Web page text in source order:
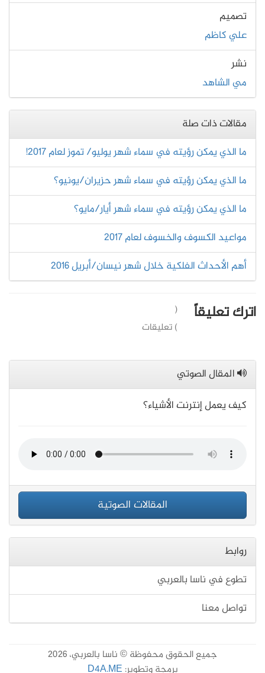
تصميم
علي كاظم
نشر
مي الشاهد
مقالات ذات صلة
ما الذي يمكن رؤيته في سماء شهر يوليو/ تموز لعام 2017!
ما الذي يمكن رؤيته في سماء شهر حزيران/يونيو؟
ما الذي يمكن رؤيته في سماء شهر أيار/مايو؟
مواعيد الكسوف والخسوف لعام 2017
أهم الأحداث الفلكية خلال شهر نيسان/أبريل 2016
اترك تعليقاً
(
) تعليقات
المقال الصوتي
كيف يعمل إنترنت الأشياء؟
المقالات الصوتية
روابط
تطوع في ناسا بالعربي
تواصل معنا
جميع الحقوق محفوظة © ناسا بالعربي، 2026